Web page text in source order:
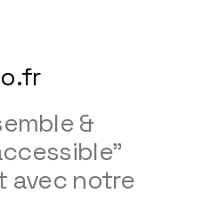
&
avec notre